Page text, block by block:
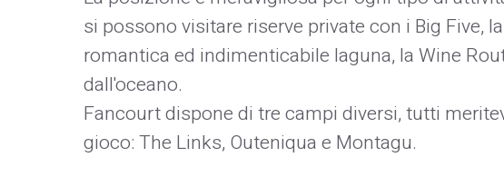
si possono visitare riserve private con i Big Five,
romantica ed indimenticabile laguna, la Wine
dall'oceano.
Fancourt dispone di tre campi diversi, tutti
gioco: The Links, Outeniqua e Montagu.